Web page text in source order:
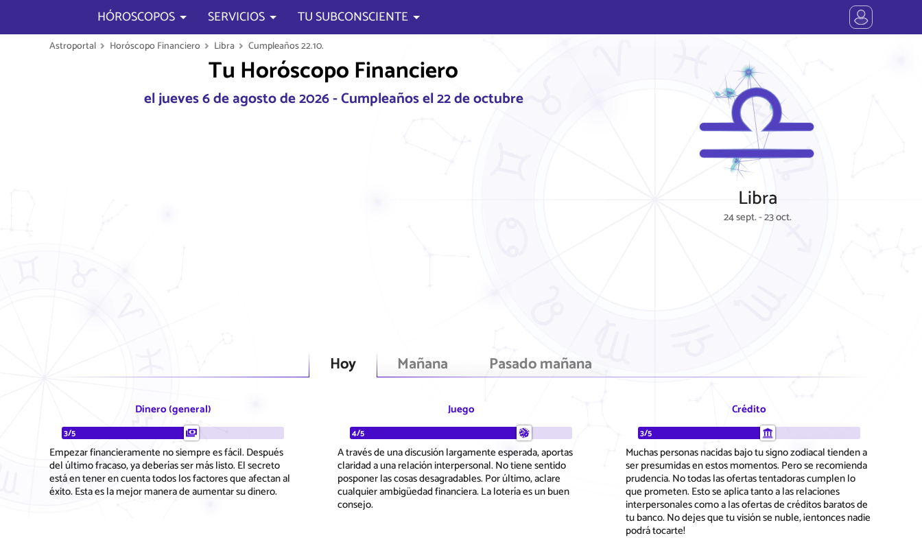
HÓROSCOPOS SERVICIOS TU SUBCONSCIENTE
Astroportal Horóscopo Financiero Libra Cumpleaños 22.10.
Tu Horóscopo Financiero
el jueves 6 de agosto de 2026 - Cumpleaños el 22 de octubre
Libra
24 sept. - 23 oct.
Hoy Mañana Pasado mañana
Dinero (general)
3/5
Empezar financieramente no siempre es fácil. Después
del último fracaso, ya deberías ser más listo. El secreto
está en tener en cuenta todos los factores que afectan al
éxito. Esta es la mejor manera de aumentar su dinero.
Juego
4/5
A través de una discusión largamente esperada, aportas
claridad a una relación interpersonal. No tiene sentido
posponer las cosas desagradables. Por último, aclare
cualquier ambigüedad financiera. La lotería es un buen
consejo.
Crédito
3/5
Muchas personas nacidas bajo tu signo zodiacal tienden a
ser presumidas en estos momentos. Pero se recomienda
prudencia. No todas las ofertas tentadoras cumplen lo
que prometen. Esto se aplica tanto a las relaciones
interpersonales como a las ofertas de créditos baratos de
tu banco. No dejes que tu visión se nuble, ¡entonces nadie
podrá tocarte!